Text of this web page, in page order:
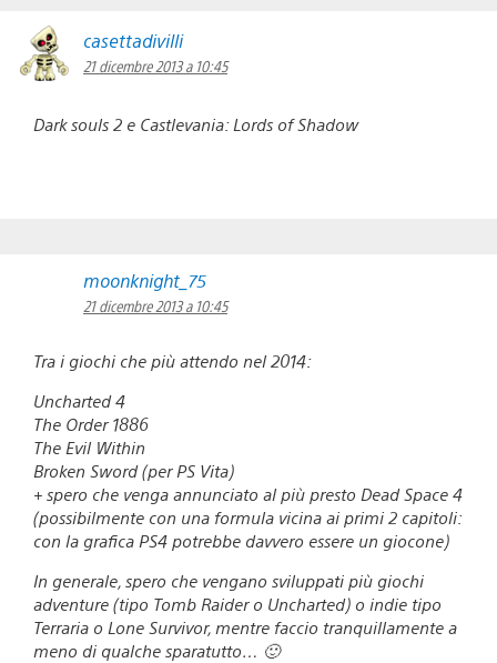
casettadivilli
21 dicembre 2013 a 10:45
Dark souls 2 e Castlevania: Lords of Shadow
moonknight_75
21 dicembre 2013 a 10:45
Tra i giochi che più attendo nel 2014:
Uncharted 4
The Order 1886
The Evil Within
Broken Sword (per PS Vita)
+ spero che venga annunciato al più presto Dead Space 4
(possibilmente con una formula vicina ai primi 2 capitoli:
con la grafica PS4 potrebbe davvero essere un giocone)
In generale, spero che vengano sviluppati più giochi
adventure (tipo Tomb Raider o Uncharted) o indie tipo
Terraria o Lone Survivor, mentre faccio tranquillamente a
meno di qualche sparatutto… 🙂